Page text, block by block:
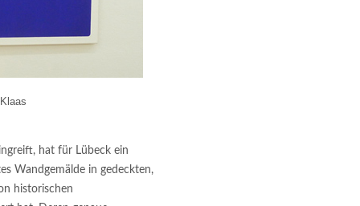
hat für Lübeck ein
Wandgemälde in gedeckten,
historischen